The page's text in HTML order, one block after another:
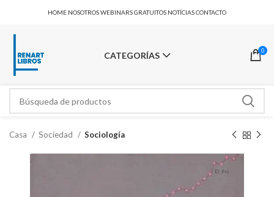
HOME NOSOTROSWEBINARS GRATUITOS NOTÍCIASCONTACTO
CATEGORÍAS 0
Casa Sociedad Sociología